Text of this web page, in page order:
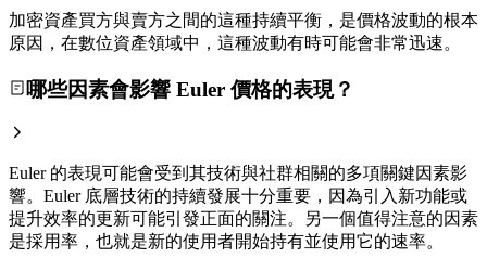
加密資產買方與賣方之間的這種持續平衡，是價格波動的根本
原因，在數位資產領域中，這種波動有時可能會非常迅速。
哪些因素會影響 Euler 價格的表現？
Euler 的表現可能會受到其技術與社群相關的多項關鍵因素影
響。Euler 底層技術的持續發展十分重要，因為引入新功能或
提升效率的更新可能引發正面的關注。另一個值得注意的因素
是採用率，也就是新的使用者開始持有並使用它的速率。